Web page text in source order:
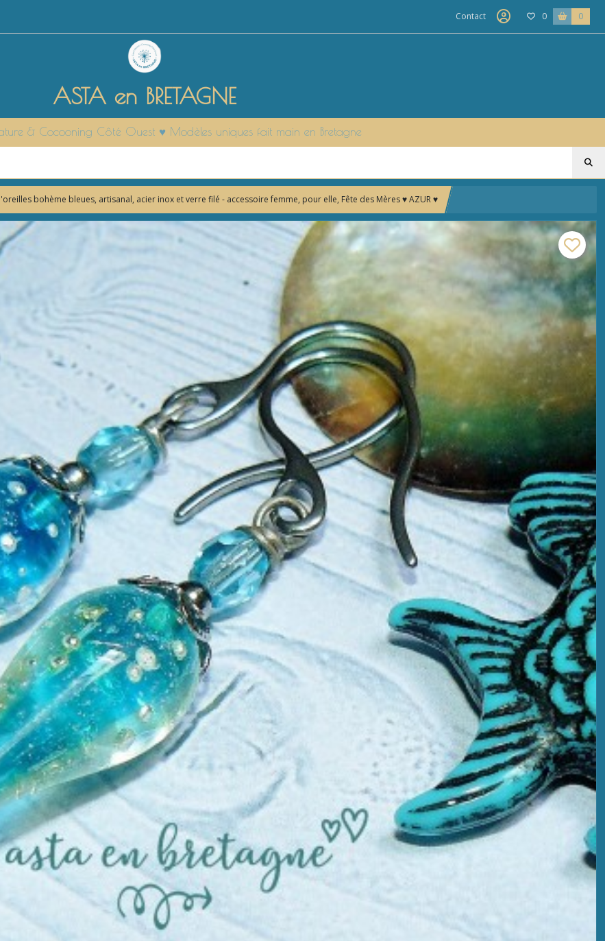
Contact 0 0
ASTA en BRETAGNE
& Cocooning Côté Ouest ♥ Modèles uniques fait main en Bretagne
bohème bleues, artisanal, acier inox et verre filé - accessoire femme, pour elle, Fête des Mères ♥ AZUR ♥